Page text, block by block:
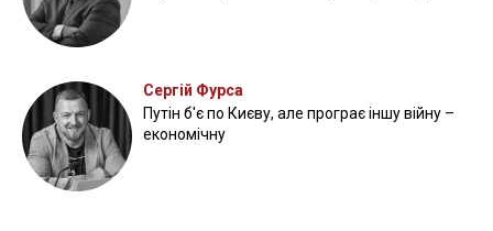
Сергій Фурса
Путін б'є по Києву, але програє іншу війну –
економічну